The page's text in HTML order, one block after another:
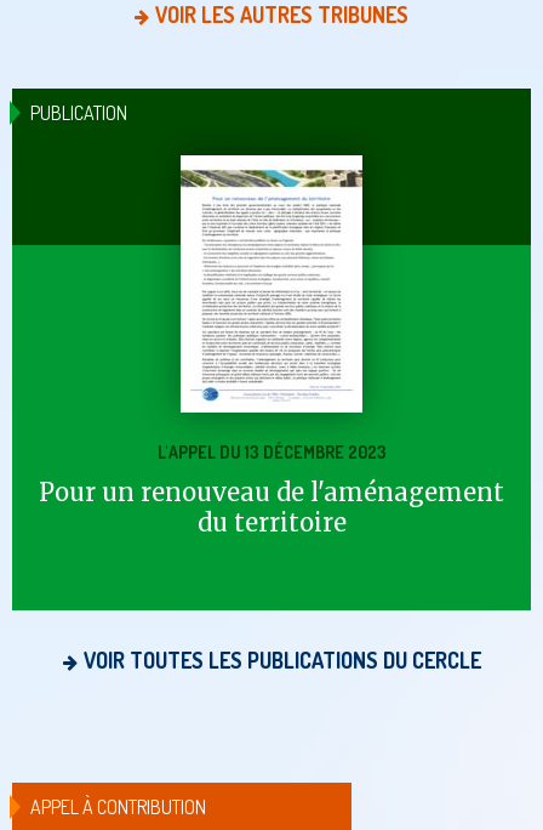
VOIR LES AUTRES TRIBUNES
PUBLICATION
L'APPEL DU 13 DÉCEMBRE 2023
Pour un renouveau de l'aménagement
du territoire
VOIR TOUTES LES PUBLICATIONS DU CERCLE
APPEL À CONTRIBUTION